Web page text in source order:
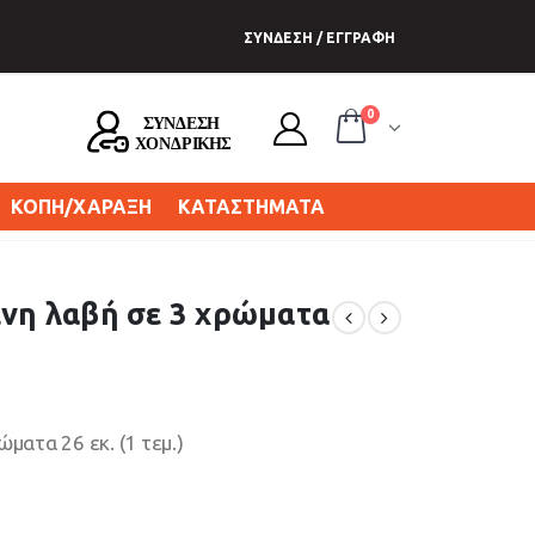
ΣΥΝΔΕΣΗ / ΕΓΓΡΑΦΗ
0
ΚΟΠΗ/ΧΑΡΑΞΗ ΚΑΤΑΣΤΗΜΑΤΑ
λαβή σε 3 χρώματα
26 εκ. (1 τεμ.)